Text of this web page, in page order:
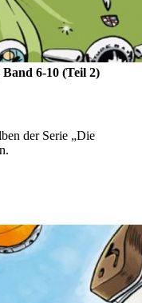
6-10 (Teil 2)
der Serie „Die